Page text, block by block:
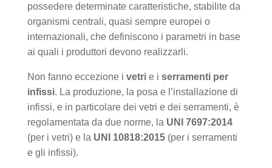
possedere determinate caratteristiche, stabilite da
organismi centrali, quasi sempre europei o
internazionali, che definiscono i parametri in base
ai quali i produttori devono realizzarli.
Non fanno eccezione i vetrie i serramenti per
infissi. La produzione, la posa e l’installazione di
infissi, e in particolare dei vetri e dei serramenti, è
regolamentata da due norme, la UNI 7697:2014
(per i vetri) e la UNI 10818:2015(per i serramenti
e gli infissi).